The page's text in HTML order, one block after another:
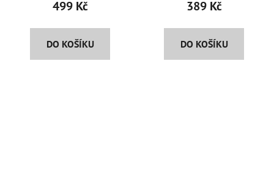
499 Kč
DO KOŠÍKU
389 Kč
DO KOŠÍKU